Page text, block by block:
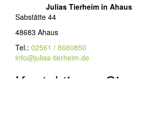
Julias Tierheim in Ahaus
Sabstätte 44
48683 Ahaus
Tel.: 02561 / 8660850
info@julias-tierheim.de
Kontaktieren Sie uns